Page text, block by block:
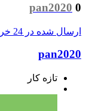
pan2020 0
ارسال شده در 24 خرداد
pan2020
تازه کار